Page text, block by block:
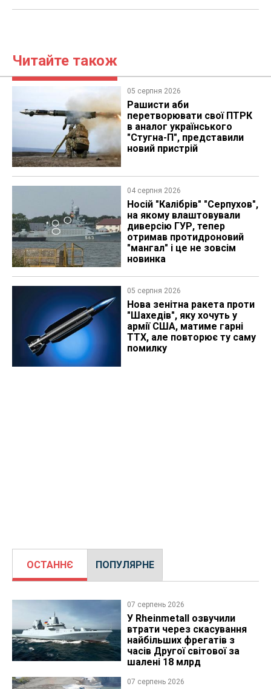
Читайте також
05 серпня 2026
Рашисти аби
перетворювати свої ПТРК
в аналог українського
"Стугна-П", представили
новий пристрій
04 серпня 2026
Носій "Калібрів" "Серпухов",
на якому влаштовували
диверсію ГУР, тепер
отримав протидроновий
"мангал" і це не зовсім
новинка
05 серпня 2026
Нова зенітна ракета проти
"Шахедів", яку хочуть у
армії США, матиме гарні
ТТХ, але повторює ту саму
помилку
ОСТАННЄ ПОПУЛЯРНЕ
07 серпень 2026
У Rheinmetall озвучили
втрати через скасування
найбільших фрегатів з
часів Другої світової за
шалені 18 млрд
07 серпень 2026